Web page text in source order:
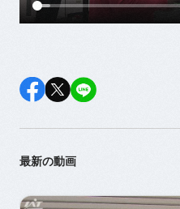
最新の動画